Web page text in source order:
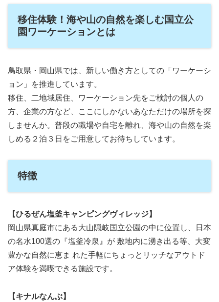
移住体験！海や山の自然を楽しむ国立公
園ワーケーションとは
鳥取県・岡山県では、新しい働き方としての「ワーケーシ
ョン」を推進しています。
移住、二地域居住、ワーケーション先をご検討の個人の
方、企業の方など、ここにしかないあなただけの場所を探
しませんか。普段の職場や自宅を離れ、海や山の自然を楽
しめる２泊３日をご用意してお待ちしています。
特徴
【ひるぜん塩釜キャンピングヴィレッジ】
岡山県真庭市にある大山隠岐国立公園の中に位置し、日本
の名水100選の『塩釜冷泉』が 敷地内に湧き出る等、大変
豊かな自然に恵ま れた手軽にちょっとリッチなアウトド
ア体験を満喫できる施設です。
【キナルなんぶ】